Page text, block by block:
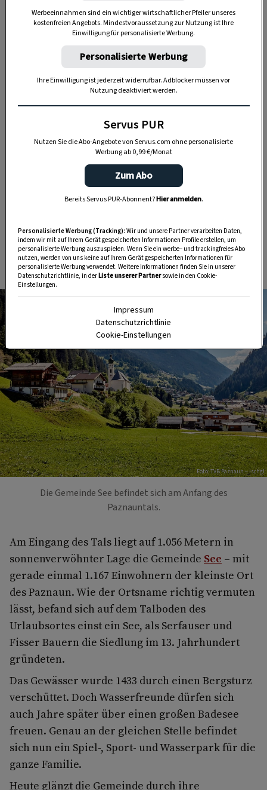
Der Plan ging auf und die Erschließung des
Gebietes konnte in großen Schritten
voranschreiten: Schon 1929 wurde der
Verkehrsverein Ischgl ins Leben gerufen, 1930
die erste Skischule gegründet und 1950 der erste
Lift gebaut. Seitdem wurden die Anlagen Jahr für
Jahr erweitert. Das Skigebiet Silvretta Arena
gehört mittlerweile zu den modernsten der Welt
und zieht immer mehr internationale Gäste in
Und es gibt viele weitere Gründe, das Paznaun zu
1. Die Gemeinde See – das Tor zum
Paznaun
Foto: TVB Paznaun – Ischgl
Die Gemeinde See befindet sich am Anfang des
Paznauntals.
Am Eingang des Tals liegt auf 1.056 Metern in
sonnenverwöhnter Lage die Gemeinde See – mit
gerade einmal 1.167 Einwohnern der kleinste Ort
des Paznaun. Wie der Ortsname richtig vermuten
lässt, befand sich auf dem Talboden des
Urlaubsortes einst ein See, als Serfauser und
Fisser Bauern die Siedlung im 13. Jahrhundert
gründeten.
Das Gewässer wurde 1433 durch einen Bergsturz
verschüttet. Doch Wasserfreunde dürfen sich
auch Jahre später über einen großen Badesee
freuen. Genau an der gleichen Stelle befindet
sich nun ein Spiel-, Sport- und Wasserpark für die
ganze Familie.
Heute glänzt die Gemeinde durch ihre
Werbeeinnahmen sind ein wichtiger wirtschaftlicher Pfeiler unseres
kostenfreien Angebots. Mindestvoraussetzung zur Nutzung ist Ihre
Einwilligung für personalisierte Werbung.
Personalisierte Werbung
Ihre Einwilligung ist jederzeit widerrufbar. Adblocker müssen vor
Nutzung deaktiviert werden.
Servus PUR
Nutzen Sie die Abo-Angebote von Servus.com ohne personalisierte
Werbung ab 0,99 €/Monat
Zum Abo
Bereits Servus PUR-Abonnent?Hier anmelden.
Personalisierte Werbung (Tracking): Wir und unsere Partner verarbeiten Daten,
indem wir mit auf Ihrem Gerät gespeicherten Informationen Profile erstellen, um
personalisierte Werbung auszuspielen. Wenn Sie ein werbe– und trackingfreies Abo
nutzen, werden von uns keine auf Ihrem Gerät gespeicherten Informationen für
personalisierte Werbung verwendet. Weitere Informationen finden Sie in unserer
Datenschutzrichtlinie, in derListe unserer Partnersowie in den Cookie-
Einstellungen.
Impressum
Datenschutzrichtlinie
Cookie-Einstellungen